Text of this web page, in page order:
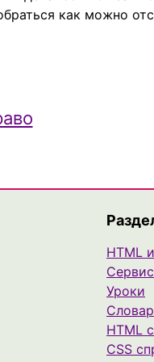
как можно
HTML
Уроки
HTML
CSS